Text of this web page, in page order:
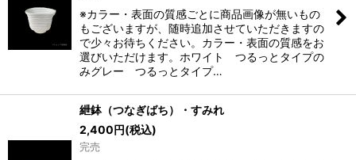
※カラー・表面の質感ごとに商品画像が無いもの
もございますが、随時追加させていただきますの
で少々お待ちください。カラー・表面の質感をお
選びいただけます。ホワイト つるっとタイプの
みグレー つるっとタイプ…
紲鉢（つなぎばち）・すみれ
2,400円(税込)
完売